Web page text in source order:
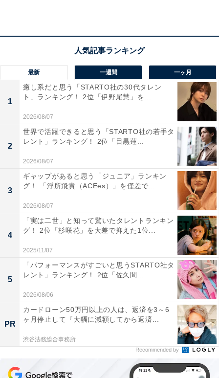
第2位：スカイピース
公式YouTubeチャンネルの登録者数462万人、テオくん
最新 一週間 一ヶ月
1
癒し系だと思う「STARTO社の30代タレン
ト」ランキング！ 2位「伊野尾慧」を...
2026/08/07
2
世界で活躍できると思う「STARTO社の若手タ
レント」ランキング！ 2位「目黒蓮...
2026/08/07
3
ギャップがあると思う「ジュニア」ランキン
グ！ 「浮所飛貴（ACEes）」を僅差で...
2026/08/07
4
「実は二世」と知って驚いたタレントランキン
グ！ 2位「杉咲花」を大差で抑えた1位...
2025/11/07
5
「パフォーマンスがすごいと思うSTARTO社タ
レント」ランキング！ 2位「佐久間...
2026/08/06
PR
カードローン50万円以上の人は、返済を3～6
ヶ月停止して『大幅に減額してから返済...
渋谷法務総合事務所
Recommended by